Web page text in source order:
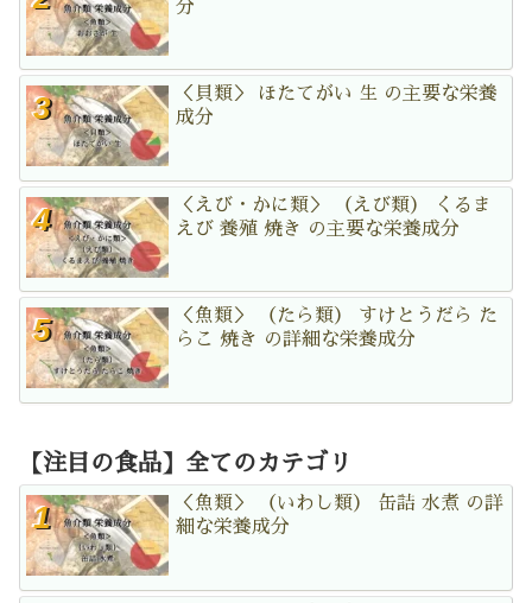
分
＜貝類＞ ほたてがい 生 の主要な栄養
成分
＜えび・かに類＞ （えび類） くるま
えび 養殖 焼き の主要な栄養成分
＜魚類＞ （たら類） すけとうだら た
らこ 焼き の詳細な栄養成分
【注目の食品】全てのカテゴリ
＜魚類＞ （いわし類） 缶詰 水煮 の詳
細な栄養成分